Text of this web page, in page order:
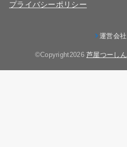
プライバシーポリシー
運営会社
©Copyright2026芦屋つーしん